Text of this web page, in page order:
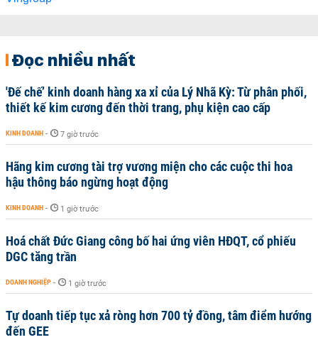
Đọc nhiều nhất
'Đế chế’ kinh doanh hàng xa xỉ của Lý Nhã Kỳ: Từ phân phối,
thiết kế kim cương đến thời trang, phụ kiện cao cấp
KINH DOANH - 7 giờ trước
Hãng kim cương tài trợ vương miện cho các cuộc thi hoa
hậu thông báo ngừng hoạt động
KINH DOANH - 1 giờ trước
Hoá chất Đức Giang công bố hai ứng viên HĐQT, cổ phiếu
DGC tăng trần
DOANH NGHIỆP - 1 giờ trước
Tự doanh tiếp tục xả ròng hơn 700 tỷ đồng, tâm điểm hướng
đến GEE